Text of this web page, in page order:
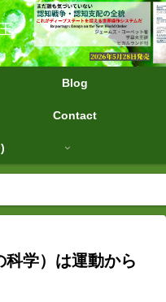
Blog
Contact
学）は運動から